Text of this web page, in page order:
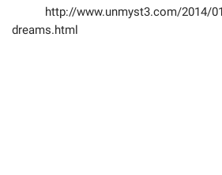
http://www.unmyst3.com/2014/01/
dreams.html